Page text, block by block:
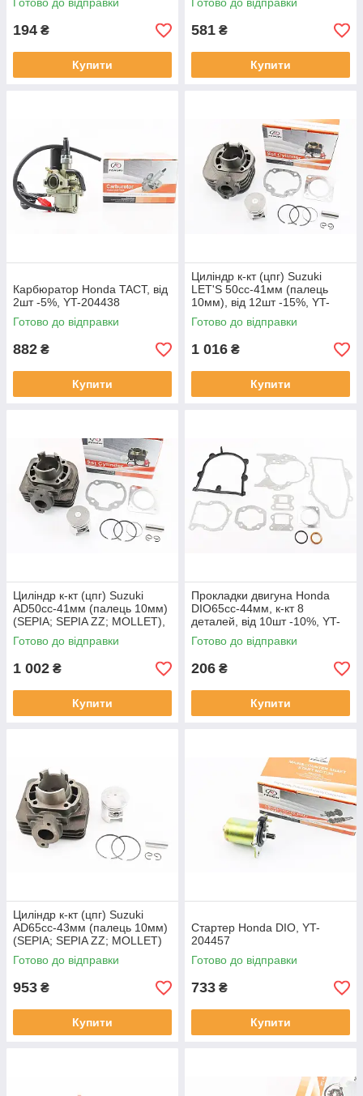
194 ₴
Купити
581 ₴
Купити
Карбюратор Honda TACT, від
2шт -5%, YT-204438
Готово до відправки
882 ₴
Купити
Циліндр к-кт (цпг) Suzuki
LET'S 50cc-41мм (палець
10мм), від 12шт -15%, YT-
204442
Готово до відправки
1 016 ₴
Купити
Циліндр к-кт (цпг) Suzuki
AD50cc-41мм (палець 10мм)
(SEPIA; SEPIA ZZ; MOLLET),
від 12шт -15%, YT-204444
Готово до відправки
1 002 ₴
Купити
Прокладки двигуна Honda
DIO65cc-44мм, к-кт 8
деталей, від 10шт -10%, YT-
204449
Готово до відправки
206 ₴
Купити
Циліндр к-кт (цпг) Suzuki
AD65cc-43мм (палець 10мм)
(SEPIA; SEPIA ZZ; MOLLET)
(без прокладок), YT-204739
Готово до відправки
953 ₴
Купити
Стартер Honda DIO, YT-
204457
Готово до відправки
733 ₴
Купити